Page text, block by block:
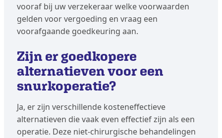
vooraf bij uw verzekeraar welke voorwaarden
gelden voor vergoeding en vraag een
voorafgaande goedkeuring aan.
Zijn er goedkopere
alternatieven voor een
snurkoperatie?
Ja, er zijn verschillende kosteneffectieve
alternatieven die vaak even effectief zijn als een
operatie. Deze niet-chirurgische behandelingen